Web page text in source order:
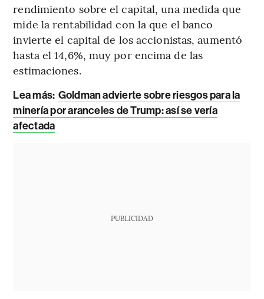
rendimiento sobre el capital, una medida que
mide la rentabilidad con la que el banco
invierte el capital de los accionistas, aumentó
hasta el 14,6%, muy por encima de las
estimaciones.
Lea más: Goldman advierte sobre riesgos para la
minería por aranceles de Trump: así se vería
afectada
PUBLICIDAD